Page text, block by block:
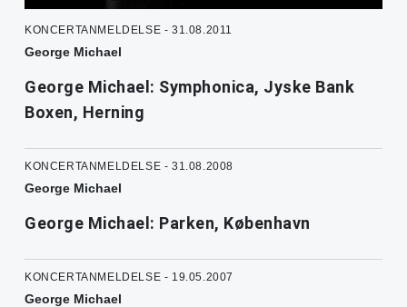
KONCERTANMELDELSE - 31.08.2011
George Michael
George Michael: Symphonica, Jyske Bank
Boxen, Herning
KONCERTANMELDELSE - 31.08.2008
George Michael
George Michael: Parken, København
KONCERTANMELDELSE - 19.05.2007
George Michael